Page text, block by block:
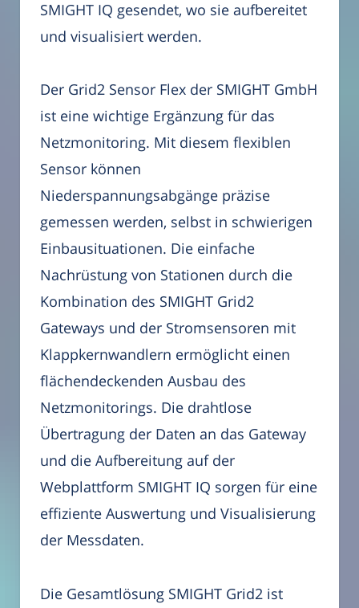
SMIGHT IQ gesendet, wo sie aufbereitet
und visualisiert werden.
Der Grid2 Sensor Flex der SMIGHT GmbH
ist eine wichtige Ergänzung für das
Netzmonitoring. Mit diesem flexiblen
Sensor können
Niederspannungsabgänge präzise
gemessen werden, selbst in schwierigen
Einbausituationen. Die einfache
Nachrüstung von Stationen durch die
Kombination des SMIGHT Grid2
Gateways und der Stromsensoren mit
Klappkernwandlern ermöglicht einen
flächendeckenden Ausbau des
Netzmonitorings. Die drahtlose
Übertragung der Daten an das Gateway
und die Aufbereitung auf der
Webplattform SMIGHT IQ sorgen für eine
effiziente Auswertung und Visualisierung
der Messdaten.
Die Gesamtlösung SMIGHT Grid2 ist